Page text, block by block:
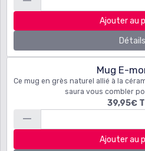
Ajouter au
Détails
Mug E-
Ce mug en grès naturel allié à la
saura vous combler
39,95€
Ajouter au